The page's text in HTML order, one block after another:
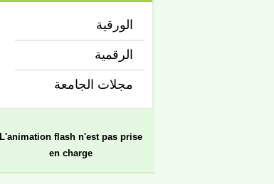
الورقية
الرقمية
مجلات الجامعة
L'animation flash n'est pas prise
en charge